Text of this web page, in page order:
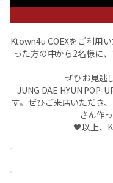
Ktown4u COEXをご利用
った方の中から2名様に
ぜひお見逃
JUNG DAE HYUN POP-
す。ぜひご来店いただき
さん作
🖤以上、